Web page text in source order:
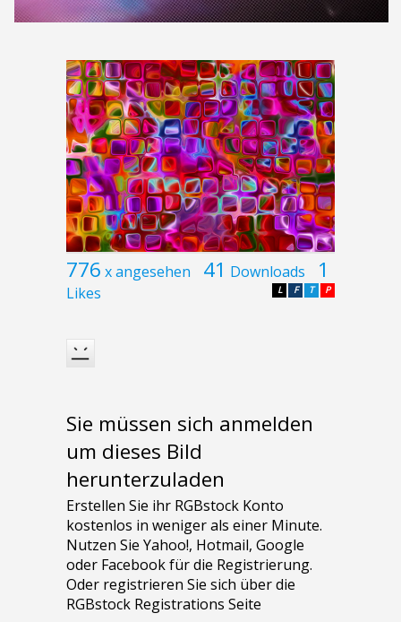
776 x angesehen 41 Downloads 1
Likes P
T
F
L
Sie müssen sich anmelden
um dieses Bild
herunterzuladen